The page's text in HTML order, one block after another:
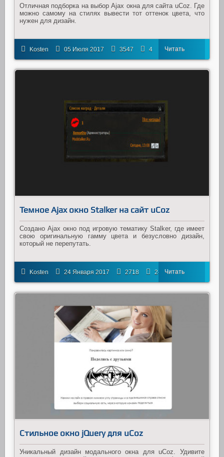
Отличная подборка на выбор Ajax окна для сайта uCoz. Где
можно самому на стилях вывести тот оттенок цвета, что
нужен для дизайн.
Kosten 05 Июля 2017 3547 4 Читать
далее
Темное Ajax окно Stalker на сайт uCoz
Создано Ajax окно под игровую тематику Stalker, где имеет
свою оригинальную гамму цвета и безусловно дизайн,
который не перепутать.
Kosten 24 Января 2017 2718 24 Читать
далее
Стильное окно jQuery для uCoz
Уникальный дизайн модального окна для uCoz. Удивите